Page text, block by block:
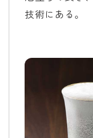
技術にある。